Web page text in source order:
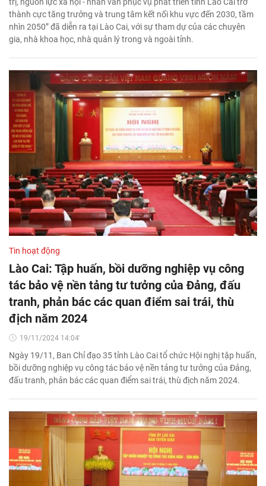
thành cực tăng trưởng và trung tâm kết nối khu vực đến 2030, tầm
nhìn 2050” đã diễn ra tại Lào Cai, với sự tham dự của các chuyên
gia, nhà khoa học, nhà quản lý trong và ngoài tỉnh.
Tin hoạt động
Lào Cai: Tập huấn, bồi dưỡng nghiệp vụ công
tác bảo vệ nền tảng tư tưởng của Đảng, đấu
tranh, phản bác các quan điểm sai trái, thù
địch năm 2024
19/11/2024 14:04'
Ngày 19/11, Ban Chỉ đạo 35 tỉnh Lào Cai tổ chức Hội nghị tập huấn,
bồi dưỡng nghiệp vụ công tác bảo vệ nền tảng tư tưởng của Đảng,
đấu tranh, phản bác các quan điểm sai trái, thù địch năm 2024.